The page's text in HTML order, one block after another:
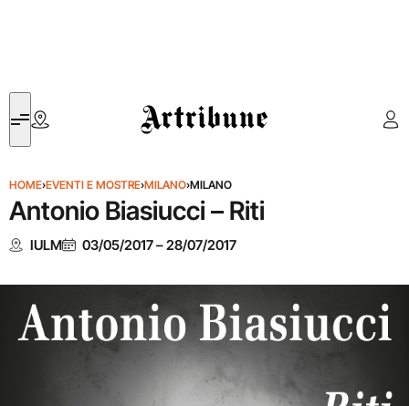
Artribune
HOME›EVENTI E MOSTRE›MILANO›MILANO
Antonio Biasiucci – Riti
IULM 03/05/2017–28/07/2017